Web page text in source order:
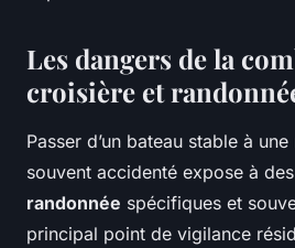
Les dangers de la
croisière et
Passer d’un bateau stable à
souvent accidenté expose à des
randonnée spécifiques et
principal point de vigilance